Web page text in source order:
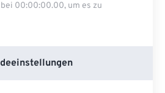
00:00:00.00, um es zu